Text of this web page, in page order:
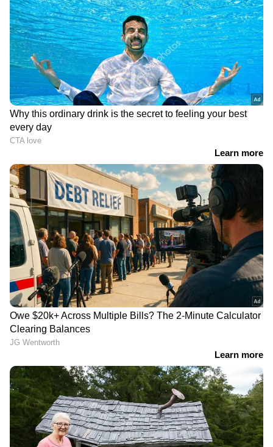
ഇത്തരത്തിൽ വേദന
അനുഭവപ്പെടുന്നുണ്ടെങ്കിൽ ശ്രദ്ധിക്കാം.